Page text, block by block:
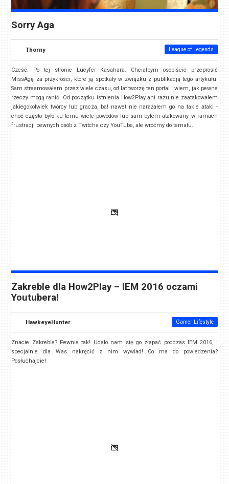
Sorry Aga
Thorny League of Legends
Cześć. Po tej stronie Lucyfer Kasahara. Chciałbym osobiście przeprosić
MissAgę za przykrości, które ją spotkały w związku z publikacją tego artykułu.
Sam streamowałem przez wiele czasu, od lat tworzę ten portal i wiem, jak pewne
rzeczy mogą ranić. Od początku istnienia How2Play ani razu nie zaatakowałem
jakiegokolwiek twórcy lub gracza, ba! nawet nie narażałem go na takie ataki -
choć często było ku temu wiele powodów lub sam byłem atakowany w ramach
frustracji pewnych osób z Twitcha czy YouTube, ale wróćmy do tematu.
Zakreble dla How2Play – IEM 2016 oczami
Youtubera!
HawkeyeHunter Gamer Lifestyle
Znacie Zakreble? Pewnie tak! Udało nam się go złapać podczas IEM 2016, i
specjalnie dla Was nakręcić z nim wywiad! Co ma do powiedzenia?
Posłuchajcie!